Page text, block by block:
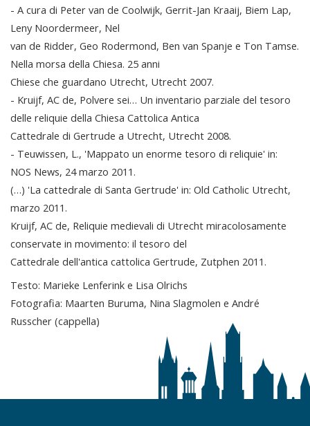
- A cura di Peter van de Coolwijk, Gerrit-Jan Kraaij, Biem Lap,
Leny Noordermeer, Nel
van de Ridder, Geo Rodermond, Ben van Spanje e Ton Tamse.
Nella morsa della Chiesa. 25 anni
Chiese che guardano Utrecht, Utrecht 2007.
- Kruijf, AC de, Polvere sei… Un inventario parziale del tesoro
delle reliquie della Chiesa Cattolica Antica
Cattedrale di Gertrude a Utrecht, Utrecht 2008.
- Teuwissen, L., 'Mappato un enorme tesoro di reliquie' in:
NOS News, 24 marzo 2011.
(…) 'La cattedrale di Santa Gertrude' in: Old Catholic Utrecht,
marzo 2011.
Kruijf, AC de, Reliquie medievali di Utrecht miracolosamente
conservate in movimento: il tesoro del
Cattedrale dell'antica cattolica Gertrude, Zutphen 2011.
Testo: Marieke Lenferink e Lisa Olrichs
Fotografia: Maarten Buruma, Nina Slagmolen e André
Russcher (cappella)